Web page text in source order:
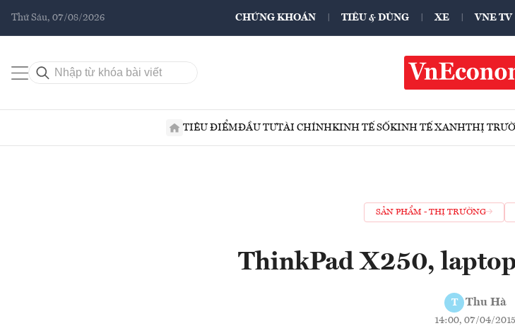
Thứ Sáu, 07/08/2026 CHỨNG KHOÁN TIÊU & DÙNG XE VNE TV
TIÊU ĐIỂMĐẦU TƯTÀI CHÍNHKINH TẾ SỐKINH TẾ XANHTHỊ
SẢN PHẨM - THỊ TRƯỜNG
ThinkPad X250,
T Thu Hà
14:00, 07/04/2015